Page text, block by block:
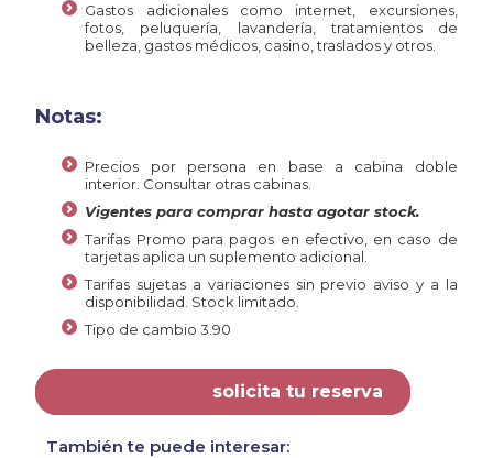
Gastos adicionales como internet, excursiones,
fotos, peluquería, lavandería, tratamientos de
belleza, gastos médicos, casino, traslados y otros.
Notas:
Precios por persona en base a cabina doble
interior. Consultar otras cabinas.
Vigentes para comprar hasta agotar stock.
Tarifas Promo para pagos en efectivo, en caso de
tarjetas aplica un suplemento adicional.
Tarifas sujetas a variaciones sin previo aviso y a la
disponibilidad. Stock limitado.
Tipo de cambio 3.90
solicita tu reserva
También te puede interesar: